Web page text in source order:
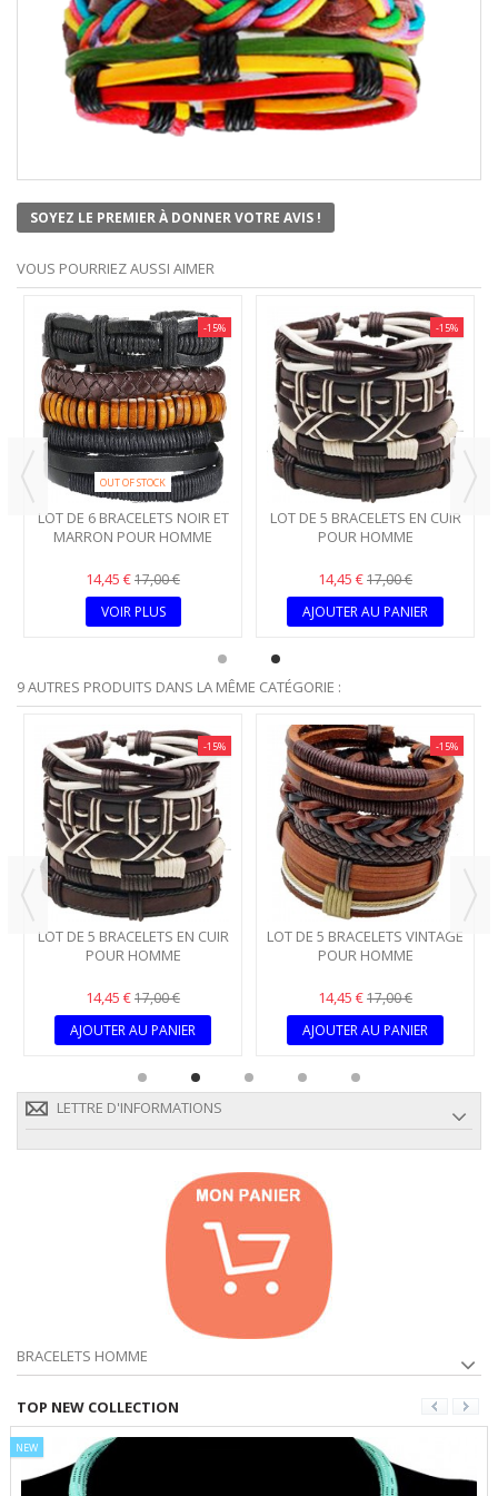
SOYEZ LE PREMIER À DONNER VOTRE AVIS !
VOUS POURRIEZ AUSSI AIMER
-15%
OUT OF STOCK
LOT DE 6 BRACELETS NOIR ET
MARRON POUR HOMME
14,45 €17,00 €
VOIR PLUS
-15%
LOT DE 5 BRACELETS EN CUIR
POUR HOMME
14,45 €17,00 €
AJOUTER AU PANIER
9 AUTRES PRODUITS DANS LA MÊME CATÉGORIE :
-15%
LOT DE 5 BRACELETS EN CUIR
POUR HOMME
14,45 €17,00 €
AJOUTER AU PANIER
-15%
LOT DE 5 BRACELETS VINTAGE
POUR HOMME
14,45 €17,00 €
AJOUTER AU PANIER
LETTRE D'INFORMATIONS
BRACELETS HOMME
TOP NEW COLLECTION
NEW